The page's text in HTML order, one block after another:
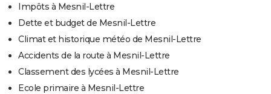
Impôts à Mesnil-Lettre
Dette et budget de Mesnil-Lettre
Climat et historique météo de Mesnil-Lettre
Accidents de la route à Mesnil-Lettre
Classement des lycées à Mesnil-Lettre
Ecole primaire à Mesnil-Lettre